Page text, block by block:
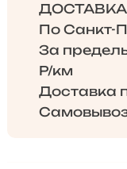
ДОСТАВКА
По Санкт-
За
Р/км
Доставка